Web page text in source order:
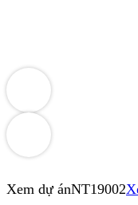
Xem dự ánNT19002